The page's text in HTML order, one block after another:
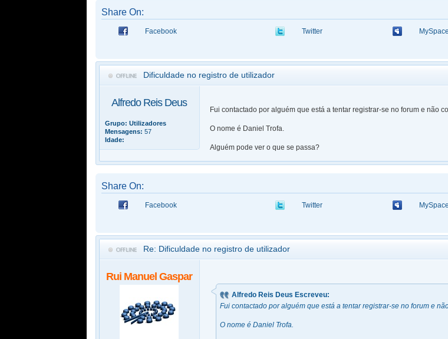
Share On:
Facebook Twitter MySpace
Dificuldade no registro de utilizador
Alfredo Reis Deus
Grupo: Utilizadores
Mensagens: 57
Idade:
Fui contactado por alguém que está a tentar registrar-se no forum e não
O nome é Daniel Trofa.
Alguém pode ver o que se passa?
Share On:
Facebook Twitter MySpace
Re: Dificuldade no registro de utilizador
Rui Manuel Gaspar
Alfredo Reis Deus Escreveu:
Fui contactado por alguém que está a tentar registrar-se no forum e
O nome é Daniel Trofa.